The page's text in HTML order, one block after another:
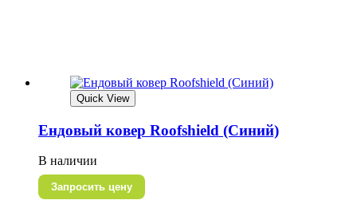
Quick View
Ендовый ковер Roofshield (Синий)
В наличии
Запросить цену